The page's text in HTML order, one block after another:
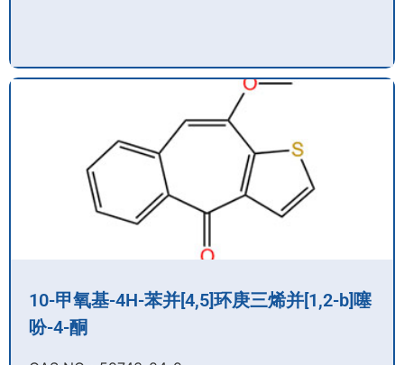
10-甲氧基-4H-苯并[4,5]环庚三烯并[1,2-b]噻
吩-4-酮